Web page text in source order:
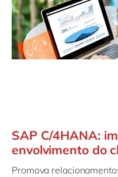
SAP C/4HANA:
envolvimento do
Promova